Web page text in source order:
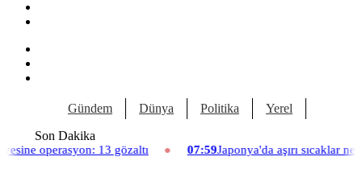
Gündem Dünya Politika Yerel
Son Dakika
13 gözaltı 07:59Japonya'da aşırı sıcaklar nedeniyle